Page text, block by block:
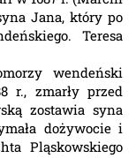
Jana, który po
Teresa
wendeński
r., zmarły przed
zostawia syna
dożywocie i
Pląskowskiego